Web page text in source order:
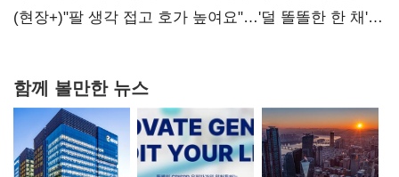
숙제
(현장+)"팔 생각 접고 호가 높여요"…'덜 똘똘한 한 채'
함께 볼만한 뉴스